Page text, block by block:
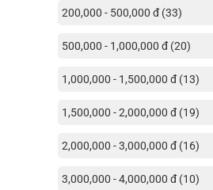
200,000 - 500,000 đ (33)
500,000 - 1,000,000 đ (20)
1,000,000 - 1,500,000 đ (13)
1,500,000 - 2,000,000 đ (19)
2,000,000 - 3,000,000 đ (16)
3,000,000 - 4,000,000 đ (10)